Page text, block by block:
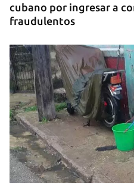
cubano por ingresar a
fraudulentos